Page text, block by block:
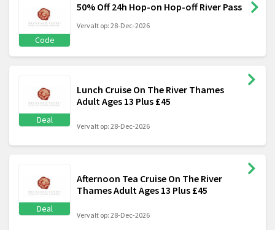
Code
50% Off 24h Hop-on Hop-off River Pass
Vervalt op: 28-Dec-2026
Deal
Lunch Cruise On The River Thames
Adult Ages 13 Plus £45
Vervalt op: 28-Dec-2026
Deal
Afternoon Tea Cruise On The River
Thames Adult Ages 13 Plus £45
Vervalt op: 28-Dec-2026